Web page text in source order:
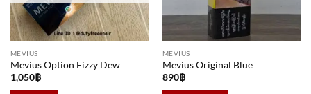
MEVIUS
Mevius Option Fizzy Dew
1,050฿
MEVIUS
Mevius Original Blue
890฿